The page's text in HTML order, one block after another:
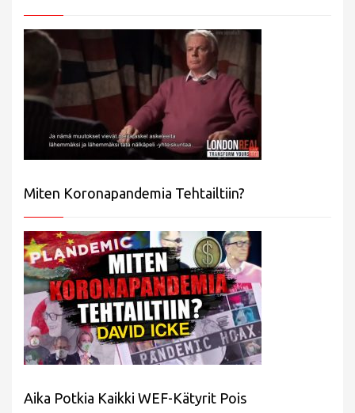
Miten Koronapandemia Tehtailtiin?
Aika Potkia Kaikki WEF-Kätyrit Pois